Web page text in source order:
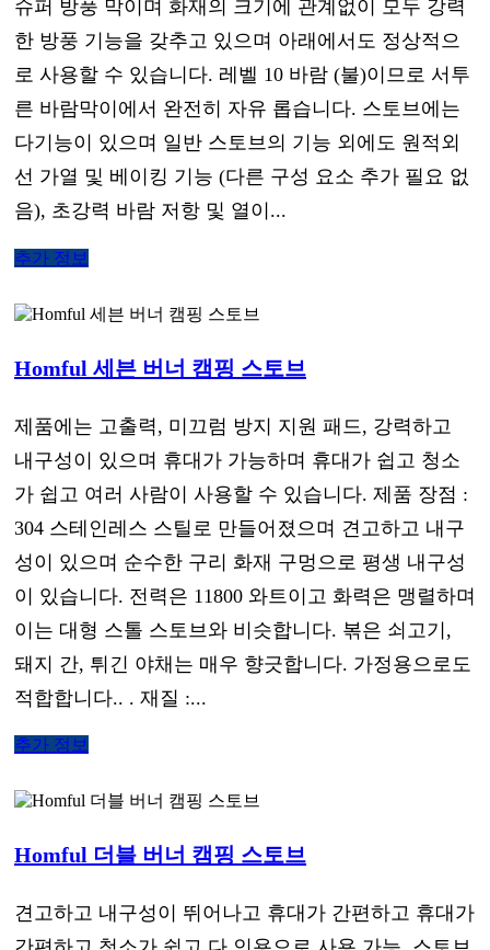
슈퍼 방풍 막이며 화재의 크기에 관계없이 모두 강력
한 방풍 기능을 갖추고 있으며 아래에서도 정상적으
로 사용할 수 있습니다. 레벨 10 바람 (불)이므로 서투
른 바람막이에서 완전히 자유 롭습니다. 스토브에는
다기능이 있으며 일반 스토브의 기능 외에도 원적외
선 가열 및 베이킹 기능 (다른 구성 요소 추가 필요 없
음), 초강력 바람 저항 및 열이...
추가 정보
Homful 세븐 버너 캠핑 스토브
제품에는 고출력, 미끄럼 방지 지원 패드, 강력하고
내구성이 있으며 휴대가 가능하며 휴대가 쉽고 청소
가 쉽고 여러 사람이 사용할 수 있습니다. 제품 장점 :
304 스테인레스 스틸로 만들어졌으며 견고하고 내구
성이 있으며 순수한 구리 화재 구멍으로 평생 내구성
이 있습니다. 전력은 11800 와트이고 화력은 맹렬하며
이는 대형 스톨 스토브와 비슷합니다. 볶은 쇠고기,
돼지 간, 튀긴 야채는 매우 향긋합니다. 가정용으로도
적합합니다.. . 재질 :...
추가 정보
Homful 더블 버너 캠핑 스토브
견고하고 내구성이 뛰어나고 휴대가 간편하고 휴대가